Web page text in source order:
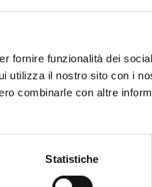
fornire funzionalità dei
utilizza il nostro sito con i
combinarle con altre
Statistiche
laPrivacy Policydel sito